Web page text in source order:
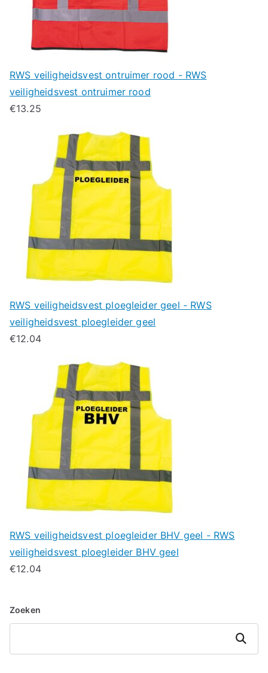
RWS veiligheidsvest ontruimer rood - RWS
veiligheidsvest ontruimer rood
€13.25
RWS veiligheidsvest ploegleider geel - RWS
veiligheidsvest ploegleider geel
€12.04
RWS veiligheidsvest ploegleider BHV geel - RWS
veiligheidsvest ploegleider BHV geel
€12.04
Zoeken
Zoeken